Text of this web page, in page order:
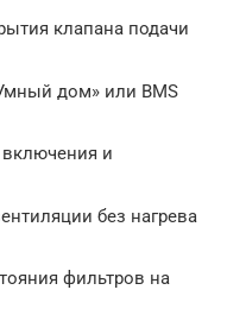
клапана подачи
дом» или BMS
включения и
без нагрева
фильтров на